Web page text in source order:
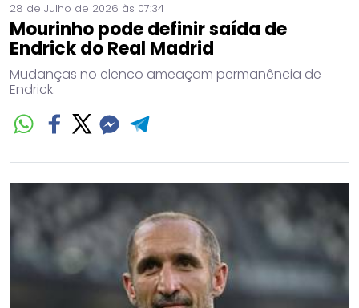
28 de Julho de 2026 às 07:34
Mourinho pode definir saída de
Endrick do Real Madrid
Mudanças no elenco ameaçam permanência de
Endrick.